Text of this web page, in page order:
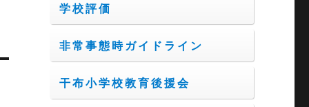
学校評価
非常事態時ガイドライン
干布小学校教育後援会